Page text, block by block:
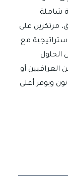
شاملة
مرتكزين على
مع
الحلول
العراقيين أو
ويوفر أعلى